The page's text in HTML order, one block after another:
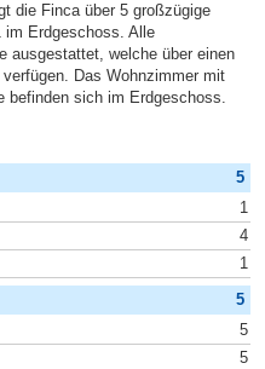
die Finca über 5 großzügige
Erdgeschoss. Alle
ausgestattet, welche über einen
Das Wohnzimmer mit
befinden sich im Erdgeschoss.
5
1
4
1
5
5
5